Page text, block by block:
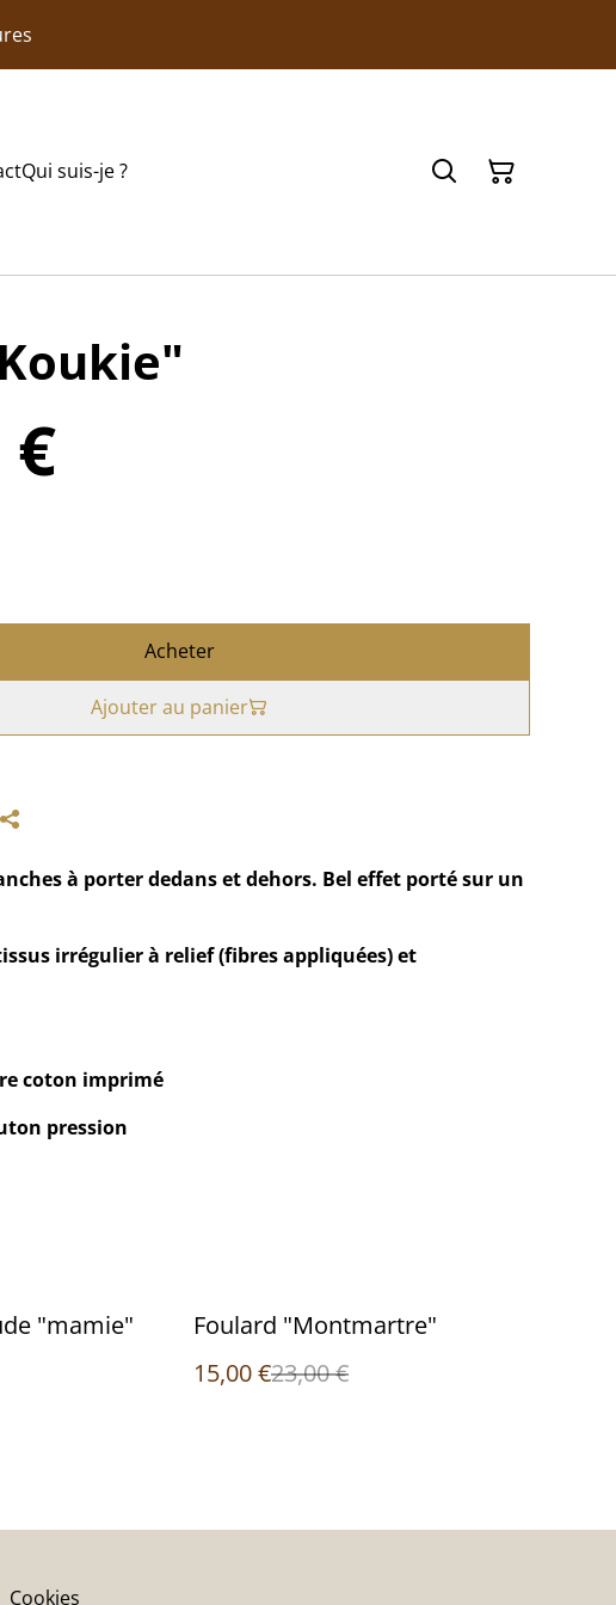
Qui suis-je ?
€
Acheter
Ajouter au panier
à porter dedans et dehors. Bel effet porté sur un
irrégulier à relief (fibres appliquées) et
coton imprimé
pression
"mamie"
%
Foulard "Montmartre"
15,00 €23,00 €
Cookies